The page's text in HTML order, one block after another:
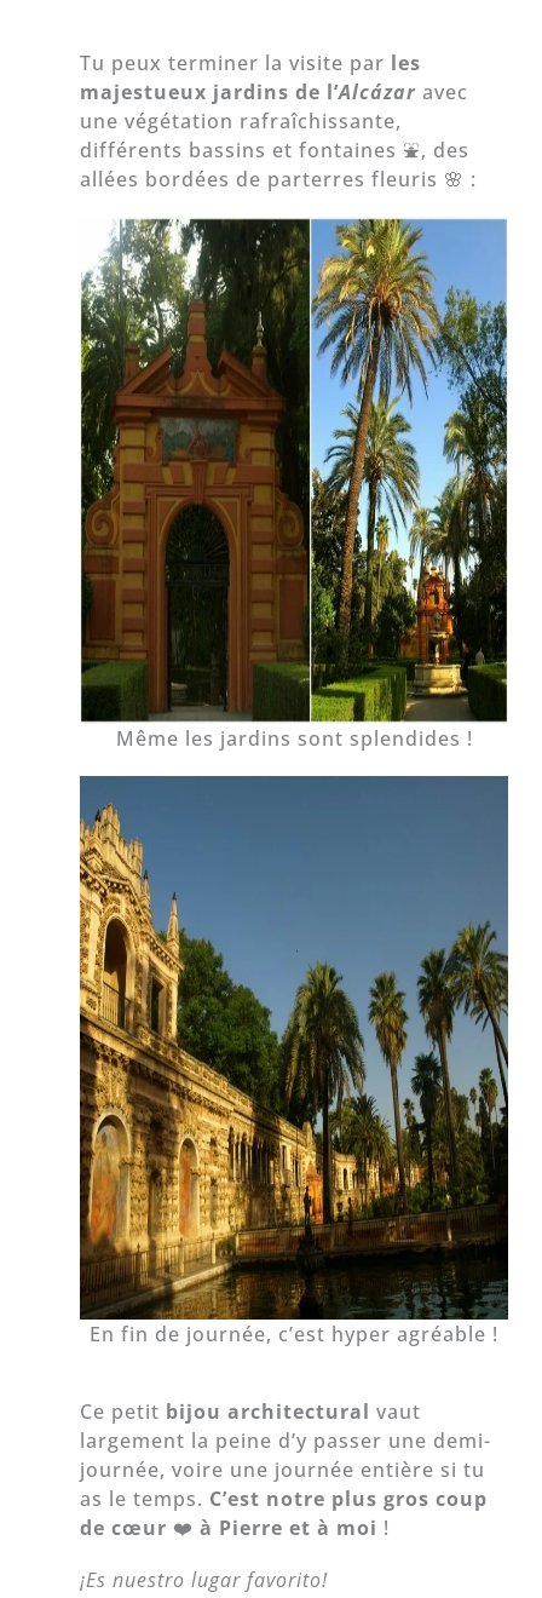
Tu peux terminer la visite par les
majestueux jardins de l’Alcázar avec
une végétation rafraîchissante,
différents bassins et fontaines ⛲, des
allées bordées de parterres fleuris 🌸 :
Même les jardins sont splendides !
En fin de journée, c’est hyper agréable !
Ce petit bijou architectural vaut
largement la peine d’y passer une demi-
journée, voire une journée entière si tu
as le temps. C’est notre plus gros coup
de cœur ❤️à Pierre et à moi !
¡Es nuestro lugar favorito!